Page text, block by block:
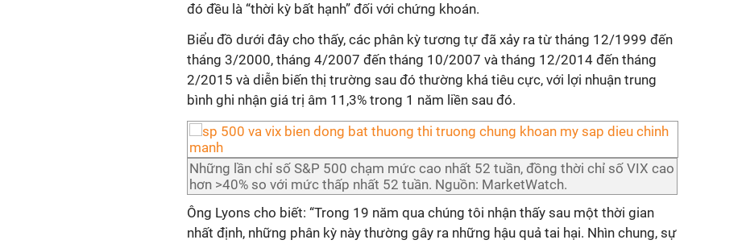
đó đều là “thời kỳ bất hạnh” đối với chứng khoán.
Biểu đồ dưới đây cho thấy, các phân kỳ tương tự đã xảy ra từ tháng 12/1999 đến
tháng 3/2000, tháng 4/2007 đến tháng 10/2007 và tháng 12/2014 đến tháng
2/2015 và diễn biến thị trường sau đó thường khá tiêu cực, với lợi nhuận trung
bình ghi nhận giá trị âm 11,3% trong 1 năm liền sau đó.
Những lần chỉ số S&P 500 chạm mức cao nhất 52 tuần, đồng thời chỉ số VIX cao
hơn >40% so với mức thấp nhất 52 tuần. Nguồn: MarketWatch.
Ông Lyons cho biết: “Trong 19 năm qua chúng tôi nhận thấy sau một thời gian
nhất định, những phân kỳ này thường gây ra những hậu quả tai hại. Nhìn chung, sự